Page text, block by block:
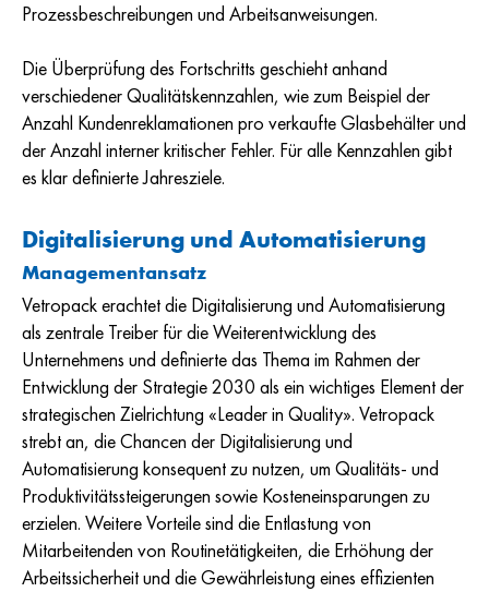
Prozessbeschreibungen und Arbeitsanweisungen.
Die Überprüfung des Fortschritts geschieht anhand
verschiedener Qualitätskennzahlen, wie zum Beispiel der
Anzahl Kundenreklamationen pro verkaufte Glasbehälter und
der Anzahl interner kritischer Fehler. Für alle Kennzahlen gibt
es klar definierte Jahresziele.
Digitalisierung und Automatisierung
Managementansatz
Vetropack erachtet die Digitalisierung und Automatisierung
als zentrale Treiber für die Weiterentwicklung des
Unternehmens und definierte das Thema im Rahmen der
Entwicklung der Strategie 2030 als ein wichtiges Element der
strategischen Zielrichtung «Leader in Quality». Vetropack
strebt an, die Chancen der Digitalisierung und
Automatisierung konsequent zu nutzen, um Qualitäts- und
Produktivitätssteigerungen sowie Kosteneinsparungen zu
erzielen. Weitere Vorteile sind die Entlastung von
Mitarbeitenden von Routinetätigkeiten, die Erhöhung der
Arbeitssicherheit und die Gewährleistung eines effizienten